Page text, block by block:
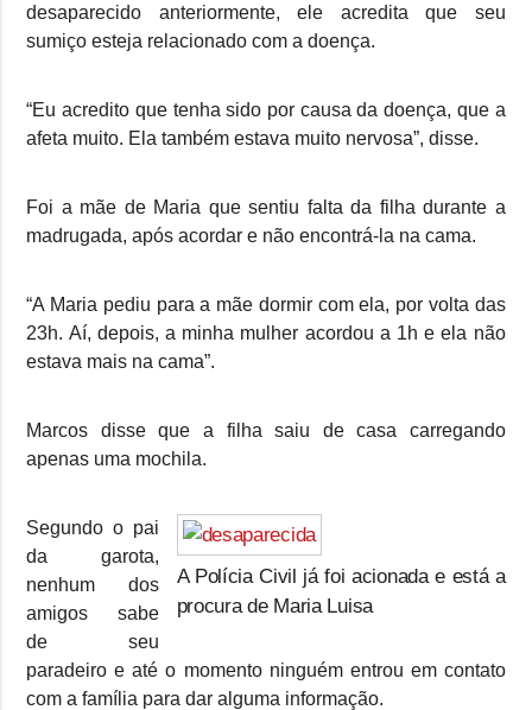
desaparecido anteriormente, ele acredita que seu
sumiço esteja relacionado com a doença.
“Eu acredito que tenha sido por causa da doença, que a
afeta muito. Ela também estava muito nervosa”, disse.
Foi a mãe de Maria que sentiu falta da filha durante a
madrugada, após acordar e não encontrá-la na cama.
“A Maria pediu para a mãe dormir com ela, por volta das
23h. Aí, depois, a minha mulher acordou a 1h e ela não
estava mais na cama”.
Marcos disse que a filha saiu de casa carregando
apenas uma mochila.
A Polícia Civil já foi acionada e está a
procura de Maria Luisa
Segundo o pai
da garota,
nenhum dos
amigos sabe
de seu
paradeiro e até o momento ninguém entrou em contato
com a família para dar alguma informação.